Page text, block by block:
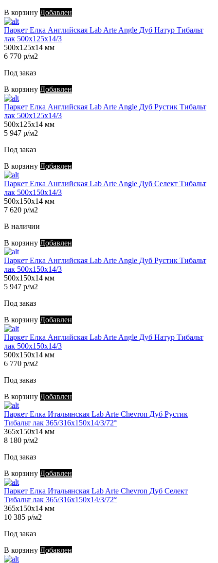
В корзину Добавлен
Паркет Елка Английская Lab Arte Angle Дуб Натур Тибальт
лак 500х125х14/3
500х125х14 мм
6 770 р/м2
Под заказ
В корзину Добавлен
Паркет Елка Английская Lab Arte Angle Дуб Рустик Тибальт
лак 500х125х14/3
500х125х14 мм
5 947 р/м2
Под заказ
В корзину Добавлен
Паркет Елка Английская Lab Arte Angle Дуб Селект Тибальт
лак 500х150х14/3
500х150х14 мм
7 620 р/м2
В наличии
В корзину Добавлен
Паркет Елка Английская Lab Arte Angle Дуб Рустик Тибальт
лак 500х150х14/3
500х150х14 мм
5 947 р/м2
Под заказ
В корзину Добавлен
Паркет Елка Английская Lab Arte Angle Дуб Натур Тибальт
лак 500х150х14/3
500х150х14 мм
6 770 р/м2
Под заказ
В корзину Добавлен
Паркет Елка Итальянская Lab Arte Chevron Дуб Рустик
Тибальт лак 365/316х150х14/3/72°
365х150х14 мм
8 180 р/м2
Под заказ
В корзину Добавлен
Паркет Елка Итальянская Lab Arte Chevron Дуб Селект
Тибальт лак 365/316х150х14/3/72°
365х150х14 мм
10 385 р/м2
Под заказ
В корзину Добавлен